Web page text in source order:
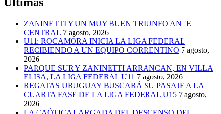
Últimas
ZANINETTI Y UN MUY BUEN TRIUNFO ANTE
CENTRAL 7 agosto, 2026
U11: ROCAMORA INICIA LA LIGA FEDERAL
RECIBIENDO A UN EQUIPO CORRENTINO 7 agosto,
2026
PARQUE SUR Y ZANINETTI ARRANCAN, EN VILLA
ELISA, LA LIGA FEDERAL U11 7 agosto, 2026
REGATAS URUGUAY BUSCARÁ SU PASAJE A LA
CUARTA FASE DE LA LIGA FEDERAL U15 7 agosto,
2026